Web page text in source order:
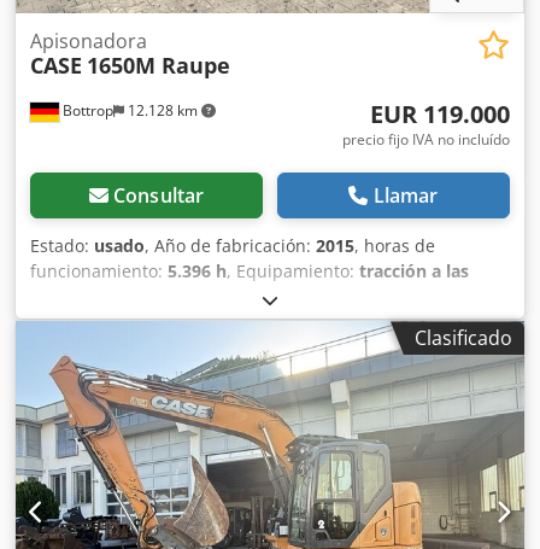
Bottrop 12.128 km
Apisonadora
CASE 1650M Raupe
EUR 119.000
precio fijo IVA no incluído
Consultar Llamar
Estado: usado, Año de fabricación: 2015, horas de
funcionamiento: 5.396 h, Equipamiento: tracción a las
, CATERPILLAR Modelo: 1650M Peso en vacío:
19 200 kg Potencia: 122 kW Horas de trabajo: 5396
Djdpfszhyrmex Aireck Equipamiento: - Asiento calefactado
- Aire acondicionado - Radio - Rastrillo trasero con 3
dientes - Dispositivos y rejillas de protección de la cabina
en la parte delantera - Pala niveladora (plegable
hidráulicamente) Con gusto le brindamos asistencia
también en el área de financiación/arrendamiento a través
de nuestros socios. Todos los datos sin garantía. Salvo
error y omisión.
Clasificado